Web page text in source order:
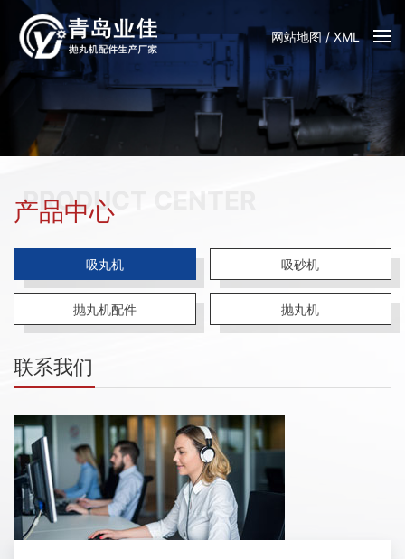
网站地图/XML
产品中心
PRODUCT CENTER
吸丸机 吸砂机
抛丸机配件 抛丸机
联系我们